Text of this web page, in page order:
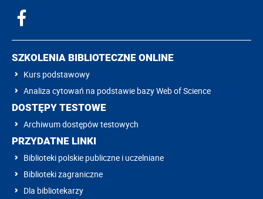
SZKOLENIA BIBLIOTECZNE ONLINE
Kurs podstawowy
Analiza cytowań na podstawie bazy Web of Science
DOSTĘPY TESTOWE
Archiwum dostępów testowych
PRZYDATNE LINKI
Biblioteki polskie publiczne i uczelniane
Biblioteki zagraniczne
Dla bibliotekarzy